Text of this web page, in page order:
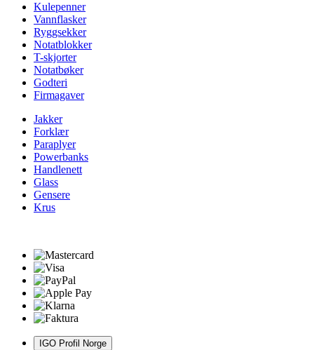
Kulepenner
Vannflasker
Ryggsekker
Notatblokker
T-skjorter
Notatbøker
Godteri
Firmagaver
Jakker
Forklær
Paraplyer
Powerbanks
Handlenett
Glass
Gensere
Krus
IGO Profil Norge